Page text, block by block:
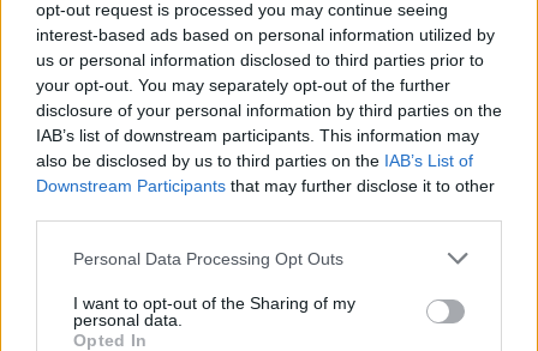
opt-out request is processed you may continue seeing
interest-based ads based on personal information utilized by
us or personal information disclosed to third parties prior to
your opt-out. You may separately opt-out of the further
disclosure of your personal information by third parties on the
IAB’s list of downstream participants. This information may
also be disclosed by us to third parties on the IAB’s List of
Downstream Participants that may further disclose it to other
Personal Data Processing Opt Outs
I want to opt-out of the Sharing of my
personal data.
Opted In
Το βήμα στην
skincare ρουτίνα σου
που επιβραδύνει τη
γήρανση και δεν
παραλείπεις είναι
Αυτό είναι το σημείο
που ξεχνάς να βάλεις
αντηλιακό και δεν
πρέπει - Plus 6
ελαφριά αντηλιακά